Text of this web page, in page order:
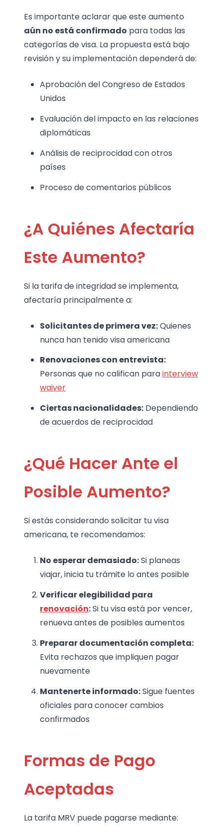
Es importante aclarar que este aumento
aún no está confirmado para todas las
categorías de visa. La propuesta está bajo
revisión y su implementación dependerá de:
Aprobación del Congreso de Estados
Unidos
Evaluación del impacto en las relaciones
diplomáticas
Análisis de reciprocidad con otros
países
Proceso de comentarios públicos
¿A Quiénes Afectaría
Este Aumento?
Si la tarifa de integridad se implementa,
afectaría principalmente a:
Solicitantes de primera vez:Quienes
nunca han tenido visa americana
Renovaciones con entrevista:
Personas que no califican parainterview
waiver
Ciertas nacionalidades: Dependiendo
de acuerdos de reciprocidad
¿Qué Hacer Ante el
Posible Aumento?
Si estás considerando solicitar tu visa
americana, te recomendamos:
No esperar demasiado:Si planeas
viajar, inicia tu trámite lo antes posible
Verificar elegibilidad para
renovación:Si tu visa está por vencer,
renueva antes de posibles aumentos
Preparar documentación completa:
Evita rechazos que impliquen pagar
nuevamente
Mantenerte informado:Sigue fuentes
oficiales para conocer cambios
confirmados
Formas de Pago
Aceptadas
La tarifa MRV puede pagarse mediante: